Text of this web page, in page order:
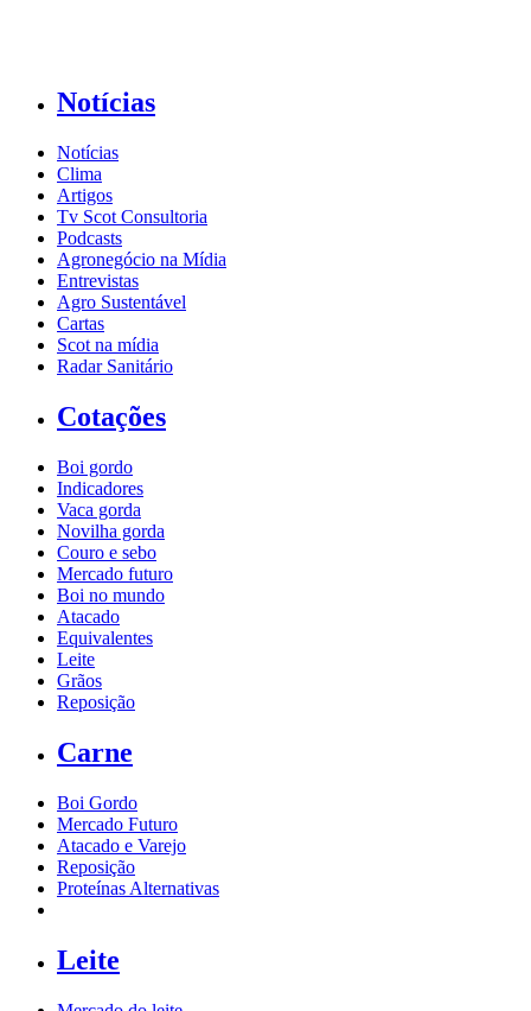
Notícias
Notícias
Clima
Artigos
Tv Scot Consultoria
Podcasts
Agronegócio na Mídia
Entrevistas
Agro Sustentável
Cartas
Scot na mídia
Radar Sanitário
Cotações
Boi gordo
Indicadores
Vaca gorda
Novilha gorda
Couro e sebo
Mercado futuro
Boi no mundo
Atacado
Equivalentes
Leite
Grãos
Reposição
Carne
Boi Gordo
Mercado Futuro
Atacado e Varejo
Reposição
Proteínas Alternativas
Leite